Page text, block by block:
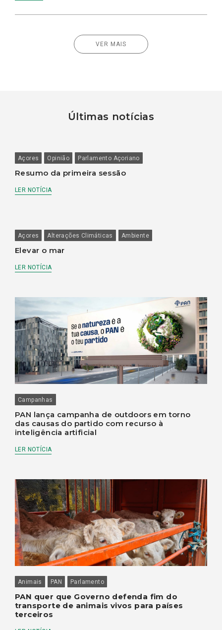
VER MAIS
Últimas notícias
Açores Opinião Parlamento Açoriano
Resumo da primeira sessão
LER NOTÍCIA
Açores Alterações Climáticas Ambiente
Elevar o mar
LER NOTÍCIA
Campanhas
PAN lança campanha de outdoors em torno
das causas do partido com recurso à
inteligência artificial
LER NOTÍCIA
Animais PAN Parlamento
PAN quer que Governo defenda fim do
transporte de animais vivos para países
terceiros